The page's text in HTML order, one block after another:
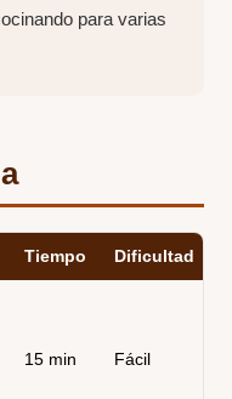
para varias
Tiempo Dificultad
15 min Fácil